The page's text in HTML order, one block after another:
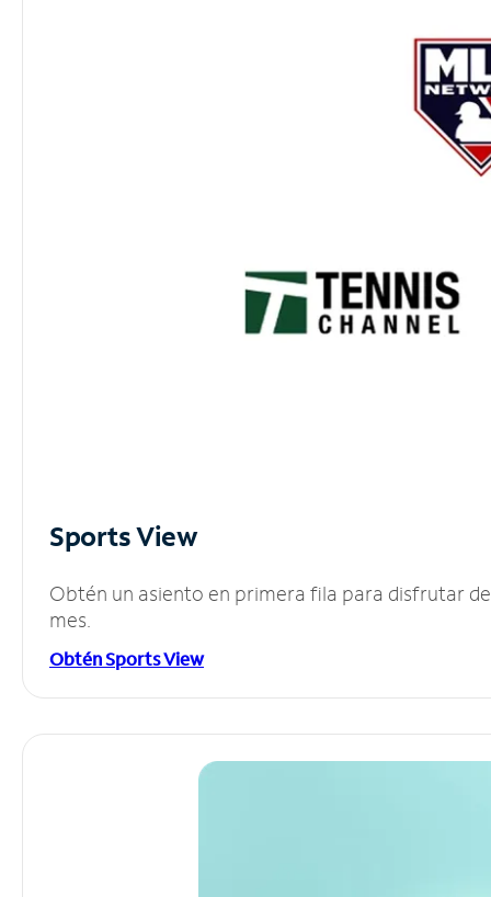
Sports View
Obtén un asiento en primera fila para disfrutar
mes.
Obtén Sports View